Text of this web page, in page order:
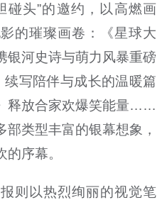
碰头”的邀约，以高燃画
的璀璨画卷：《星球大
银河史诗与萌力风暴重磅
写陪伴与成长的温暖篇
释放合家欢爆笑能量……
类型丰富的银幕想象，
序幕。
则以热烈绚丽的视觉笔